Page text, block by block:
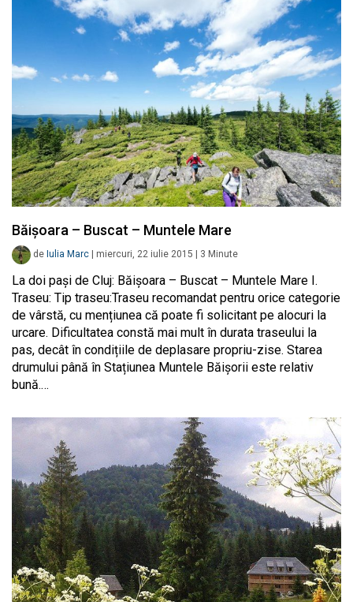
Băișoara – Buscat – Muntele Mare
de Iulia Marc miercuri, 22 iulie 2015 3 Minute
La doi pași de Cluj: Băișoara – Buscat – Muntele Mare I.
Traseu: Tip traseu:Traseu recomandat pentru orice categorie
de vârstă, cu mențiunea că poate fi solicitant pe alocuri la
urcare. Dificultatea constă mai mult în durata traseului la
pas, decât în condițiile de deplasare propriu-zise. Starea
drumului până în Stațiunea Muntele Băișorii este relativ
bună.…